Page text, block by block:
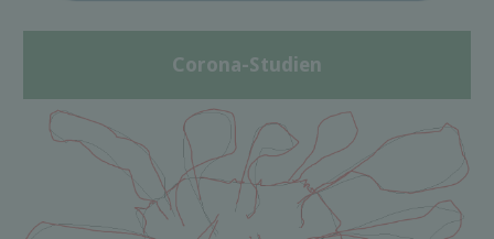
Corona-Studien